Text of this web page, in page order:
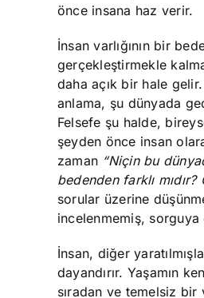
önce insana haz verir.
İnsan varlığının bir
gerçekleştirmekle
daha açık bir hale
anlama, şu dünyada
Felsefe şu halde,
şeyden önce insan
zaman “Niçin bu
bedenden farklı
sorular üzerine
incelenmemiş, sorguya
İnsan, diğer
dayandırır. Yaşamın
sıradan ve temelsiz